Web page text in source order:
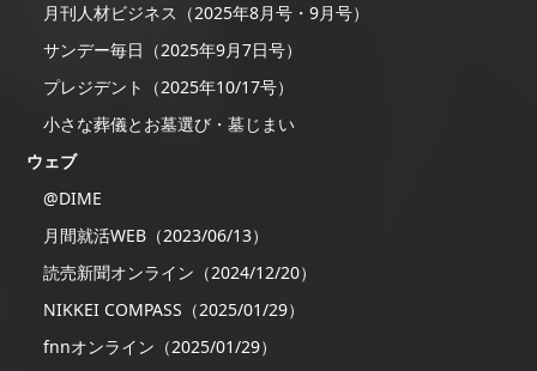
月刊人材ビジネス（2025年8月号・9月号）
サンデー毎日（2025年9月7日号）
プレジデント（2025年10/17号）
小さな葬儀とお墓選び・墓じまい
ウェブ
@DIME
月間就活WEB（2023/06/13）
読売新聞オンライン（2024/12/20）
NIKKEI COMPASS（2025/01/29）
fnnオンライン（2025/01/29）